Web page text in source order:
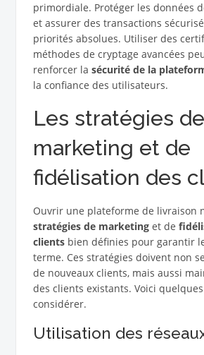
primordiale. Protéger les données
et assurer des transactions
priorités absolues. Utiliser des
méthodes de cryptage avancées
renforcer la sécurité de la
la confiance des utilisateurs.
Les stratégies de
marketing et de
fidélisation des
Ouvrir une plateforme de livraison
stratégies de marketinget de
clientsbien définies pour garantir
terme. Ces stratégies doivent non
de nouveaux clients, mais aussi
des clients existants. Voici
considérer.
Utilisation des